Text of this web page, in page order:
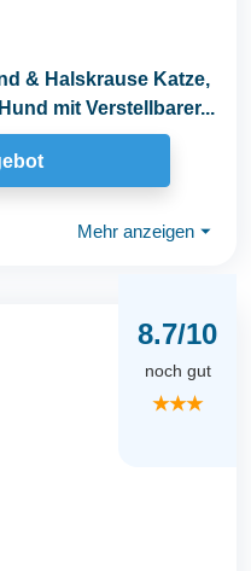
& Halskrause Katze,
mit Verstellbarer...
Mehr anzeigen ⏷
8.7/10
noch gut
★★★